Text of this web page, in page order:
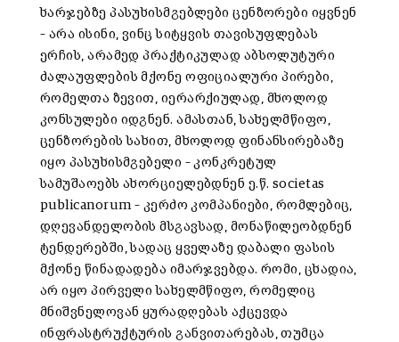
ხარჯებზე პასუხისმგებლები ცენზორები იყვნენ
– არა ისინი, ვინც სიტყვის თავისუფლებას
ერჩის, არამედ პრაქტიკულად აბსოლუტური
ძალაუფლების მქონე ოფიციალური პირები,
რომელთა ზევით, იერარქიულად, მხოლოდ
კონსულები იდგნენ. ამასთან, სახელმწიფო,
ცენზორების სახით, მხოლოდ ფინანსირებაზე
იყო პასუხისმგებელი – კონკრეტულ
სამუშაოებს ახორციელებდნენ ე.წ. societas
publicanorum – კერძო კომპანიები, რომლებიც,
დღევანდელობის მსგავსად, მონაწილეობდნენ
ტენდერებში, სადაც ყველაზე დაბალი ფასის
მქონე წინადადება იმარჯვებდა. რომი, ცხადია,
არ იყო პირველი სახელმწიფო, რომელიც
მნიშვნელოვან ყურადღებას აქცევდა
ინფრასტრუქტურის განვითარებას, თუმცა